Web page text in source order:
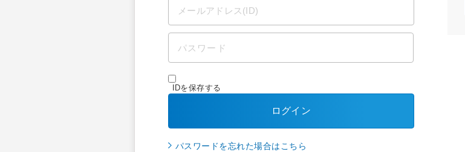
IDを保存する
ログイン
パスワードを忘れた場合はこちら